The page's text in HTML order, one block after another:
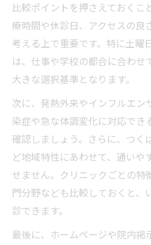
インフルエンザ検査を内
内科でのインフルエ
発熱時にインフルエ
ミング
まで
内科診察時の検査に
インフルエンザ流行
比較ポイントを押さえておくこ
療時間や休診日、アクセスの良
考える上で重要です。特に土曜
は、仕事や学校の都合に合わせ
大きな選択基準となります。
次に、発熱外来やインフルエン
染症や急な体調変化に対応でき
確認しましょう。さらに、つく
ど地域特性にあわせて、通いや
せません。クリニックごとの特
門分野なども比較しておくと、
診できます。
最後に、ホームページや院内掲